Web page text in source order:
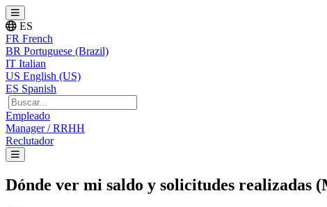
ES
FR French
BR Portuguese (Brazil)
IT Italian
US English (US)
ES Spanish
Empleado
Manager / RRHH
Reclutador
Dónde ver mi saldo y solicitudes realizadas